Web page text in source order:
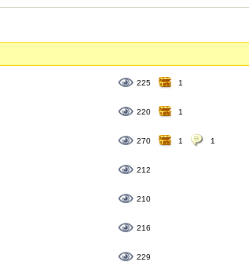
225 1
220 1
270 1 1
212
210
216
229